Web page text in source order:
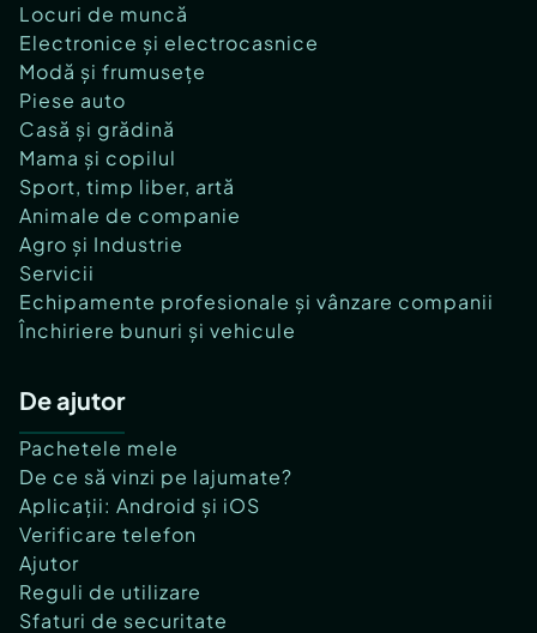
Locuri de muncă
Electronice și electrocasnice
Modă și frumusețe
Piese auto
Casă și grădină
Mama și copilul
Sport, timp liber, artă
Animale de companie
Agro și Industrie
Servicii
Echipamente profesionale și vânzare companii
Închiriere bunuri și vehicule
De ajutor
Pachetele mele
De ce să vinzi pe lajumate?
Aplicații: Android și iOS
Verificare telefon
Ajutor
Reguli de utilizare
Sfaturi de securitate